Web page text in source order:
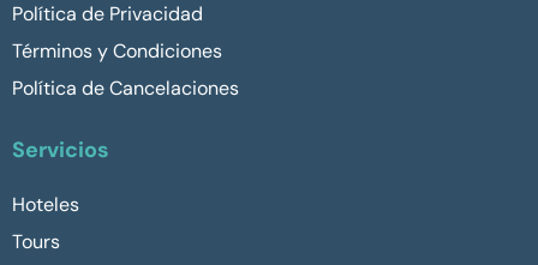
Política de Privacidad
Términos y Condiciones
Política de Cancelaciones
Servicios
Hoteles
Tours